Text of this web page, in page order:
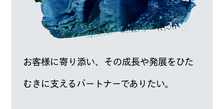
お客様に寄り添い、その成長や発展をひた
むきに支えるパートナーでありたい。